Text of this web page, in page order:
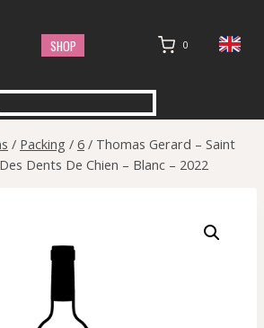
SHOP 0
/ Packing / 6 / Thomas Gerard – Saint
Dents De Chien – Blanc – 2022